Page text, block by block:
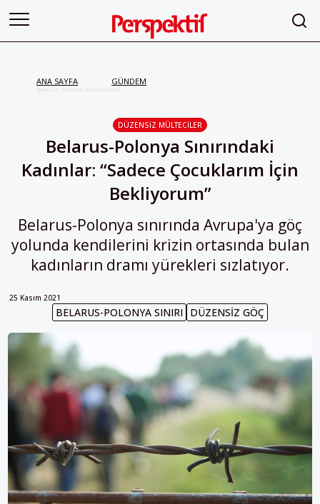
ANA SAYFA GÜNDEM
Belarus-Polonya Sınırındaki
DÜZENSIZ MÜLTECILER
Belarus-Polonya Sınırındaki
Kadınlar: “Sadece Çocuklarım İçin
Bekliyorum”
Belarus-Polonya sınırında Avrupa'ya göç
yolunda kendilerini krizin ortasında bulan
kadınların dramı yürekleri sızlatıyor.
25 Kasım 2021
BELARUS-POLONYA SINIRI DÜZENSIZ GÖÇ